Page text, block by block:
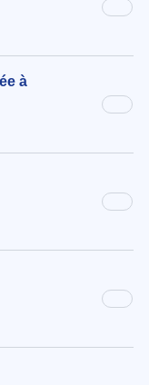
à